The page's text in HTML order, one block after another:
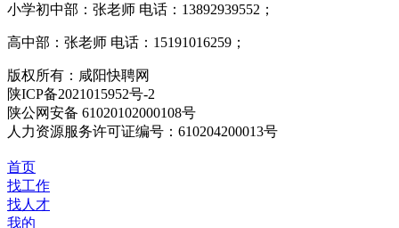
小学初中部：张老师 电话：13892939552；
高中部：张老师 电话：15191016259；
版权所有：咸阳快聘网
陕ICP备2021015952号-2
陕公网安备 61020102000108号
人力资源服务许可证编号：610204200013号
首页
找工作
找人才
我的